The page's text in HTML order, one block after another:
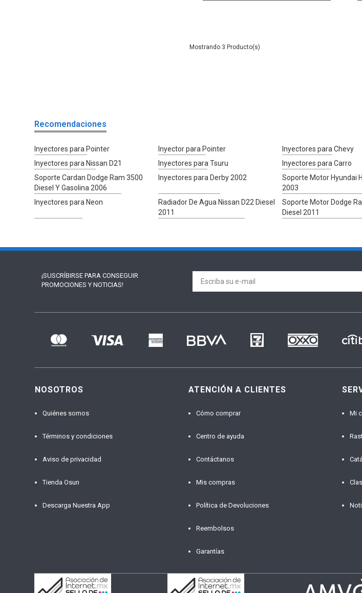
3
Recomendaciones
Inyectores para Pointer Inyector para Pointer Inyectores para Chevy
Inyectores para Nissan D21
Inyectores para Tsuru Inyectores para Carro
Soporte Cardan Dodge Ram 3500
Diesel Y Gasolina 2006
Inyectores para Derby 2002
Soporte Motor Hyundai
2003
Inyectores para Neon
Radiador De Agua Nissan D22 Diesel
2011
Soporte Motor Dodge
Diesel 2011
¡SUSCRÍBIRSE PARA CONSEGUIR
PROMOCIONES Y NOTICIAS!
NOSOTROS
Quiénes somos
Términos y condiciones
Aviso de privacidad
Tienda Osun
Descarga Nuestra App
ATENCIÓN A CLIENTES
Cómo comprar
Centro de ayuda
Contáctanos
Mis compras
Política de Devoluciones
Reembolsos
Garantías
Mi